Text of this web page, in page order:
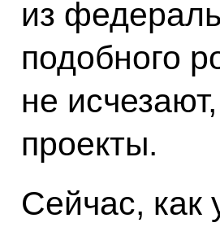
из
подобного
не
проекты.
Сейчас, как